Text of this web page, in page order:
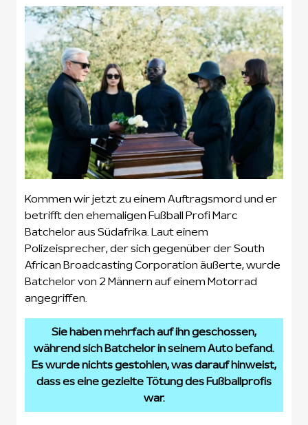
Kommen wir jetzt zu einem Auftragsmord und er
betrifft den ehemaligen Fußball Profi Marc
Batchelor aus Südafrika. Laut einem
Polizeisprecher, der sich gegenüber der South
African Broadcasting Corporation äußerte, wurde
Batchelor von 2 Männern auf einem Motorrad
angegriffen.
Sie haben mehrfach auf ihn geschossen,
während sich Batchelor in seinem Auto befand.
Es wurde nichts gestohlen, was darauf hinweist,
dass es eine gezielte Tötung des Fußballprofis
war.